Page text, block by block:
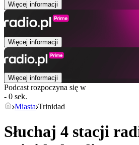
Więcej informacji
Więcej informacji
Więcej informacji
Podcast rozpoczyna się w
- 0 sek.
Miasta Trinidad
Słuchaj 4 stacji